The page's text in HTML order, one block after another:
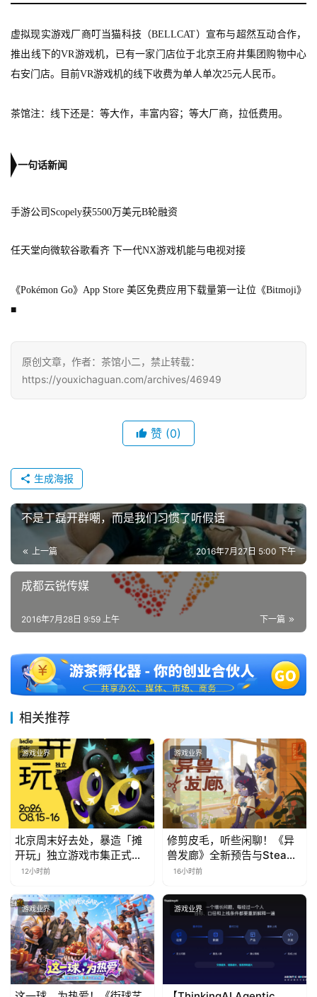
对
接
上
站
中
(
国
)
虚拟现实游戏厂商叮当猫科技（BELLCAT）宣布与超然互动合作，
推出线下的VR游戏机，已有一家门店位于北京王府井集团购物中心
右安门店。目前VR游戏机的线下收费为单人单次25元人民币。
茶馆注：线下还是：等大作，丰富内容；等大厂商，拉低费用。
一句话新闻
手游公司Scopely获5500万美元B轮融资
任天堂向微软谷歌看齐 下一代NX游戏机能与电视对接
《Pokémon Go》App Store 美区免费应用下载量第一让位《Bitmoji》
■
原创文章，作者：茶馆小二，禁止转载：
https://youxichaguan.com/archives/46949
赞 (0)
生成海报
不是丁磊开群嘲，而是我们习惯了听假话
上一篇 2016年7月27日 5:00 下午
成都云锐传媒
下一篇
2016年7月28日 9:59 上午
相关推荐
游戏业界
北京周末好去处，暴造「摊
开玩」独立游戏市集正式开
票！
12小时前
游戏业界
修剪皮毛，听些闲聊！《异
兽发廊》全新预告与Steam
免费试玩公开
16小时前
游戏业界 游戏业界